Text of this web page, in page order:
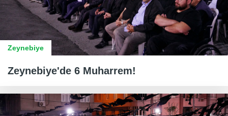
Zeynebiye
Zeynebiye'de 6 Muharrem!